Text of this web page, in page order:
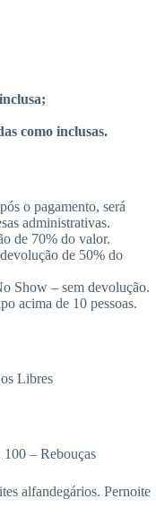
como inclusas.
o pagamento, será
administrativas.
de 70% do valor.
de 50% do
Show – sem devolução.
acima de 10 pessoas.
Libres
– Rebouças
alfandegários. Pernoite